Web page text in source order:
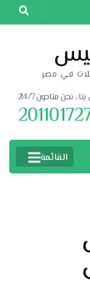
في مصر
، نحن متاحون 24/7
القائمة